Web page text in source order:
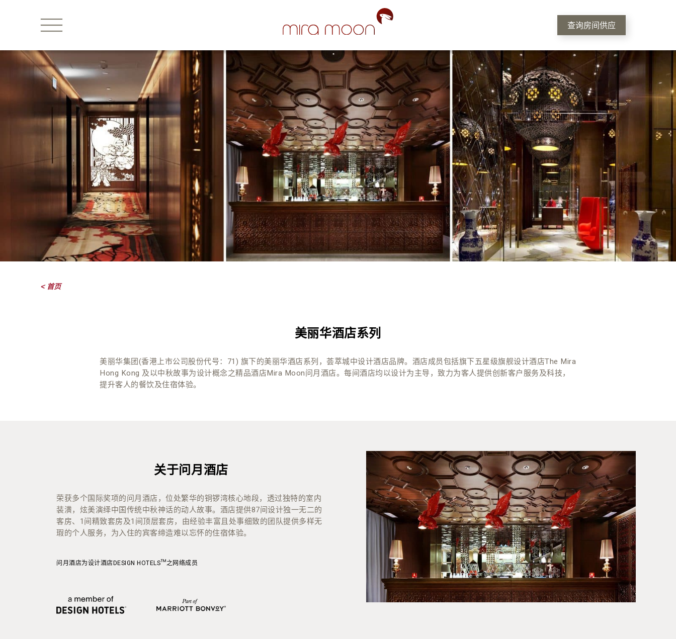
查询房间供应
< 首页
美丽华酒店系列
美丽华集团(香港上市公司股份代号：71) 旗下的美丽华酒店系列，荟萃城中设计酒店品牌。酒店成员包括旗下五星级旗舰设计酒店The Mira
Hong Kong 及以中秋故事为设计概念之精品酒店Mira Moon问月酒店。每间酒店均以设计为主导，致力为客人提供创新客户服务及科技，
提升客人的餐饮及住宿体验。
关于问月酒店
荣获多个国际奖项的问月酒店，位处繁华的铜锣湾核心地段，透过独特的室内
装潢，炫美演绎中国传统中秋神话的动人故事。酒店提供87间设计独一无二的
客房、1间精致套房及1间顶层套房，由经验丰富且处事细致的团队提供多样无
瑕的个人服务，为入住的宾客缔造难以忘怀的住宿体验。
问月酒店为设计酒店DESIGN HOTELS™之网络成员